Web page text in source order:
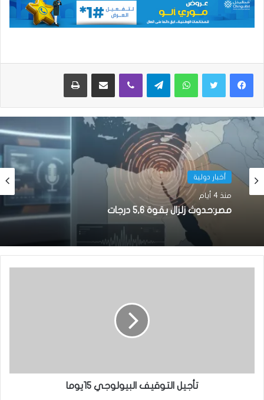
واتساب تيلقرام ڤايبر مشاركة عبر البريد طباعة
أخبار دولية
منذ 4 أيام
مصر:حدوث زلزال بقوة 5,6 درجات
تأجيل التوقيف البيولوجي 15يوما